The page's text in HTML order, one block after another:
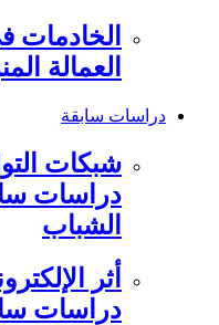
الخادمات
العمالة
دراسات سابقة
دراسات
الشباب
أثر
دراسات